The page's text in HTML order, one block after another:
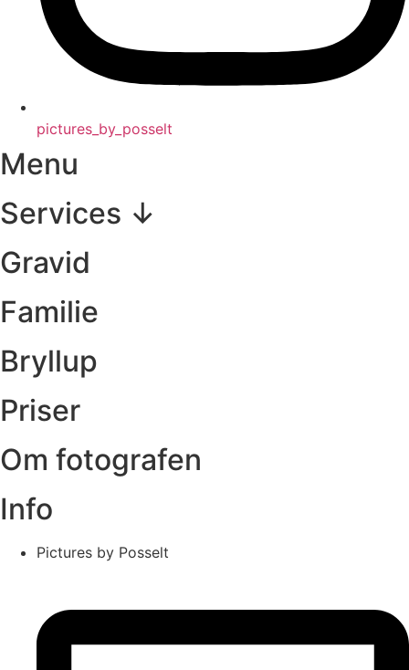
pictures_by_posselt
Menu
Services ↓
Gravid
Familie
Bryllup
Priser
Om fotografen
Info
Pictures by Posselt